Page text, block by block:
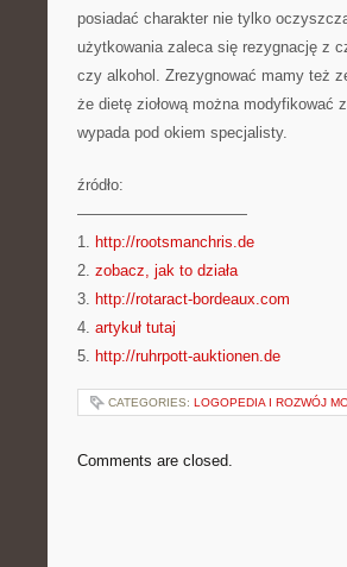
posiadać charakter nie tylko
użytkowania zaleca się rezygnację z
czy alkohol. Zrezygnować mamy też
że dietę ziołową można
wypada pod okiem specjalisty.
źródło:
———————————
1. http://rootsmanchris.de
2. zobacz, jak to działa
3. http://rotaract-bordeaux.com
4. artykuł tutaj
5. http://ruhrpott-auktionen.de
CATEGORIES: LOGOPEDIA I ROZWÓJ
Comments are closed.